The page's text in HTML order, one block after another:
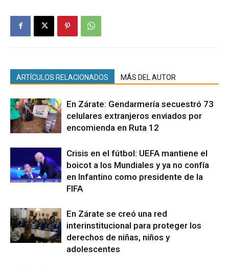
ARTÍCULOS RELACIONADOS MÁS DEL AUTOR
En Zárate: Gendarmería secuestró 73
celulares extranjeros enviados por
encomienda en Ruta 12
Crisis en el fútbol: UEFA mantiene el
boicot a los Mundiales y ya no confía
en Infantino como presidente de la
FIFA
En Zárate se creó una red
interinstitucional para proteger los
derechos de niñas, niños y
adolescentes